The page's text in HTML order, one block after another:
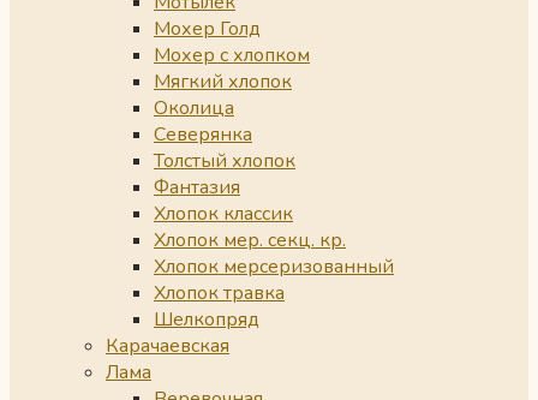
Мохер Голд
Мохер с хлопком
Мягкий хлопок
Околица
Северянка
Толстый хлопок
Фантазия
Хлопок классик
Хлопок мер. секц. кр.
Хлопок мерсеризованный
Хлопок травка
Шелкопряд
Карачаевская
Лама